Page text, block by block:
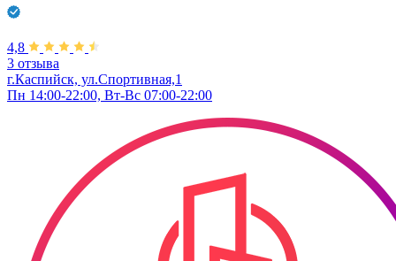
4,8
3 отзыва
г.Каспийск, ул.Спортивная,1
Пн 14:00-22:00, Вт-Вс 07:00-22:00